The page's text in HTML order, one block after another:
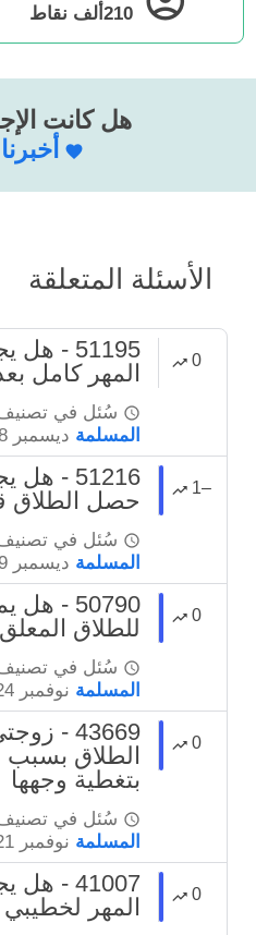
210ألف
نقاط
هل كانت
الأسئلة المتعلقة
0
51195 -
المهر كامل
سُئل في
المسلمة ديسمبر 18، 2025
–1
51216 -
حصل الطلاق
سُئل في
المسلمة ديسمبر 19، 2025
0
50790 -
للطلاق
سُئل في
المسلمة نوفمبر 24، 2025
0
43669 -
الطلاق بسبب
بتغطية وجهها
سُئل في
المسلمة نوفمبر 21، 2024
0
41007 -
المهر